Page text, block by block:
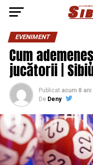
EVENIMENT
Cum
jucătorii |
Publicat acum 8 ani
De Deny